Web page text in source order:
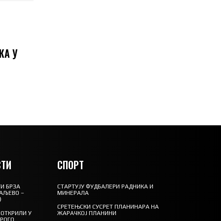
У
БРЗА
–
У
СПОРТ
СТАРТУЈУ ФУДБАЛЕРИ РАДНИКА И
МИНЕРАЛА
СРЕТЕЊСКИ СУСРЕТ ПЛАНИНАРА НА
ЖАРАЧКОЈ ПЛАНИНИ